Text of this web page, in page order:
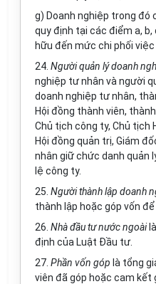
g) Doanh nghiệp trong đó
quy định tại các điểm a, b,
hữu đến mức chi phối việc
24. Người quản lý doanh
nghiệp tư nhân và người
doanh nghiệp tư nhân,
Hội đồng thành viên,
Chủ tịch công ty, Chủ tịch
Hội đồng quản trị, Giám
nhân giữ chức danh quản
lệ công ty.
25. Người thành lập doanh
thành lập hoặc góp vốn
26. Nhà đầu tư nước ngoài
định của Luật Đầu tư.
27. Phần vốn góp là tổng
viên đã góp hoặc cam